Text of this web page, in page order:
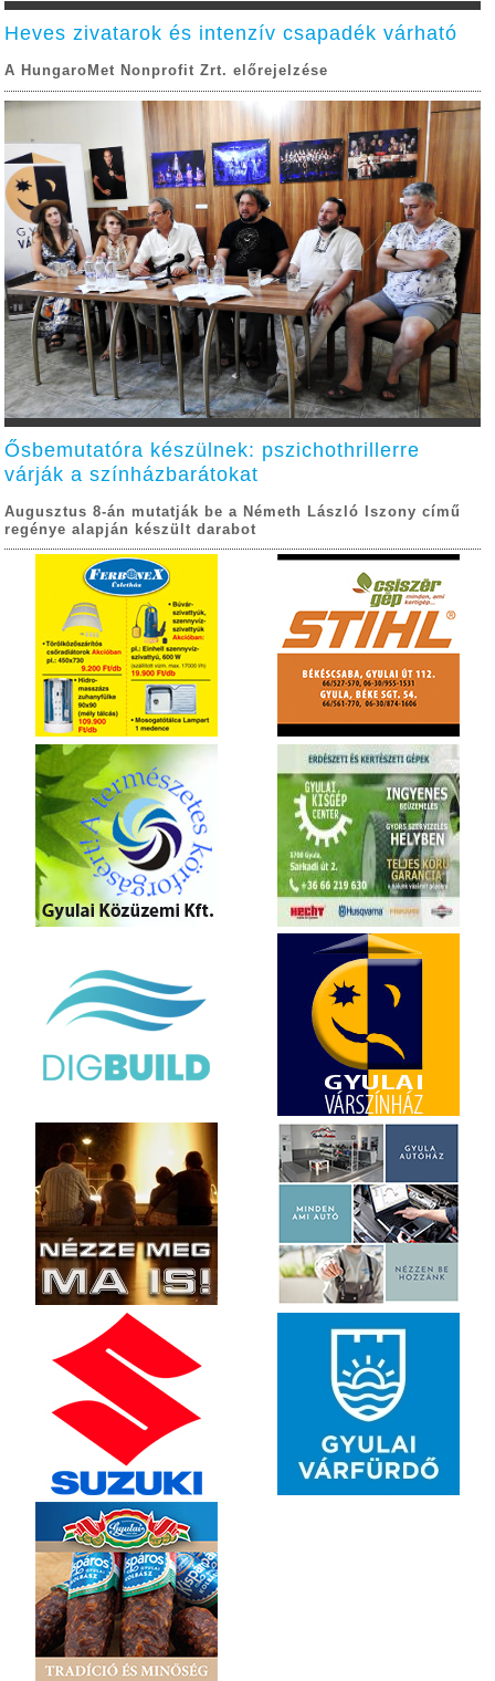
Heves zivatarok és intenzív csapadék várható
A HungaroMet Nonprofit Zrt. előrejelzése
Ősbemutatóra készülnek: pszichothrillerre
várják a színházbarátokat
Augusztus 8-án mutatják be a Németh László Iszony című
regénye alapján készült darabot